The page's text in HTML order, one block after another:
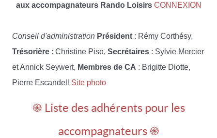
aux accompagnateurs Rando Loisirs CONNEXION
Conseil d'administration Président : Rémy Corthésy,
Trésorière : Christine Piso, Secrétaires : Sylvie Mercier
et Annick Seywert, Membres de CA : Brigitte Diotte,
Pierre Escandell Site photo
֎ Liste des adhérents pour les
accompagnateurs ֎